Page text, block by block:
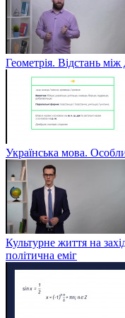
Геометрія. Відстань
Українська мова.
Культурне життя на
політична еміг